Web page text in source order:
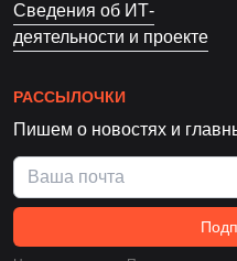
Сведения об ИТ-
деятельности и проекте
РАССЫЛОЧКИ
Пишем о новостях и